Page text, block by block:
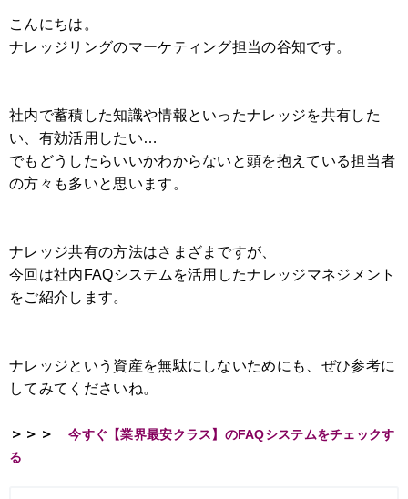
こんにちは。
ナレッジリングのマーケティング担当の谷知です。
社内で蓄積した知識や情報といったナレッジを共有した
い、有効活用したい…
でもどうしたらいいかわからないと頭を抱えている担当者
の方々も多いと思います。
ナレッジ共有の方法はさまざまですが、
今回は社内FAQシステムを活用したナレッジマネジメント
をご紹介します。
ナレッジという資産を無駄にしないためにも、ぜひ参考に
してみてくださいね。
＞＞＞今すぐ【業界最安クラス】のFAQシステムをチェックす
る